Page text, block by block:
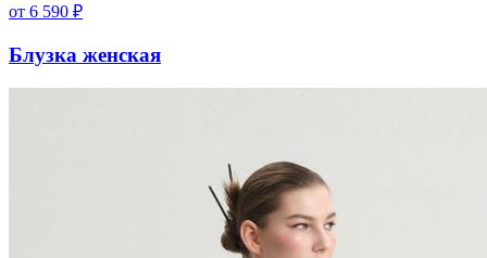
от 6 590 ₽
Блузка женская